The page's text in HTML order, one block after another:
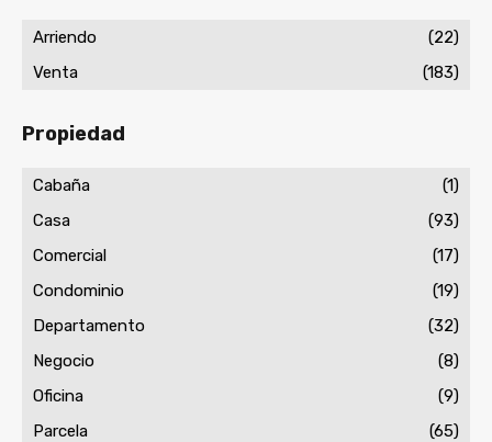
Arriendo
(22)
Venta
(183)
Propiedad
Cabaña
(1)
Casa
(93)
Comercial
(17)
Condominio
(19)
Departamento
(32)
Negocio
(8)
Oficina
(9)
Parcela
(65)